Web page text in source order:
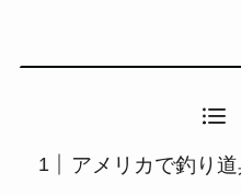
アメリカで釣り